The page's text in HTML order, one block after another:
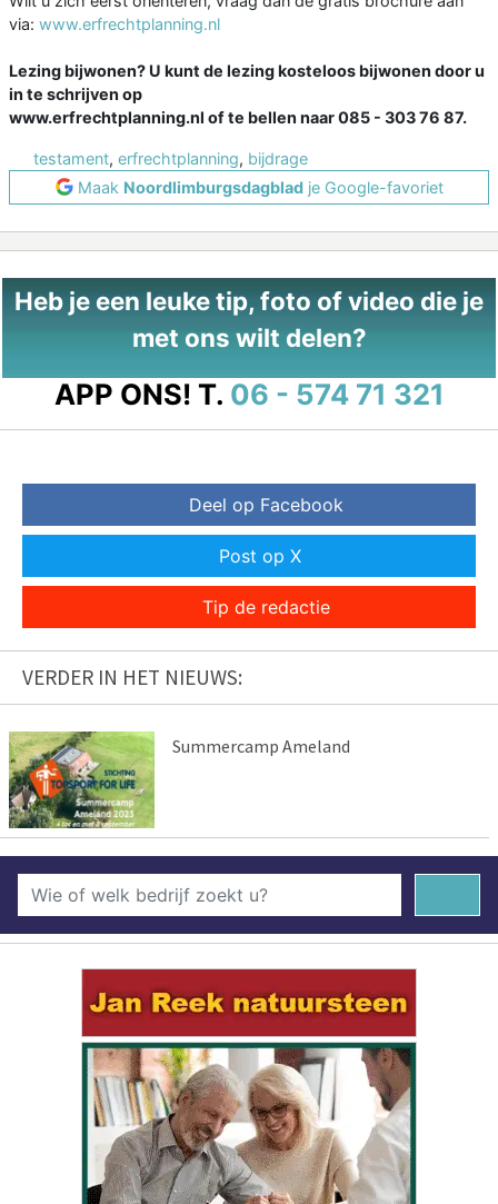
via: www.erfrechtplanning.nl
Lezing bijwonen? U kunt de lezing kosteloos bijwonen door u
in te schrijven op
www.erfrechtplanning.nl of te bellen naar 085 - 303 76 87.
testament, erfrechtplanning, bijdrage
Maak Noordlimburgsdagbladje Google-favoriet
Heb je een leuke tip, foto of video die je
met ons wilt delen?
APP ONS! T. 06 - 574 71 321
Deel op Facebook
Post op X
Tip de redactie
VERDER IN HET NIEUWS:
Summercamp Ameland